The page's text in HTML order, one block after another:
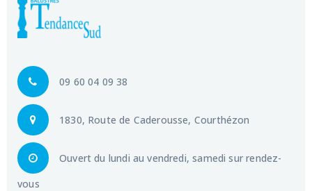
09 60 04 09 38
1830, Route de Caderousse, Courthézon
Ouvert du lundi au vendredi, samedi sur rendez-
vous